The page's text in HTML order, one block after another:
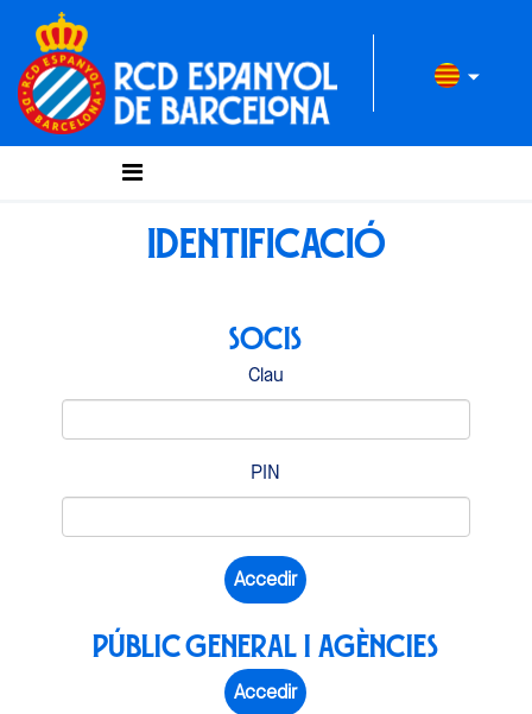
IDENTIFICACIÓ
SOCIS
Clau
PIN
PÚBLIC GENERAL I AGÈNCIES
Accedir